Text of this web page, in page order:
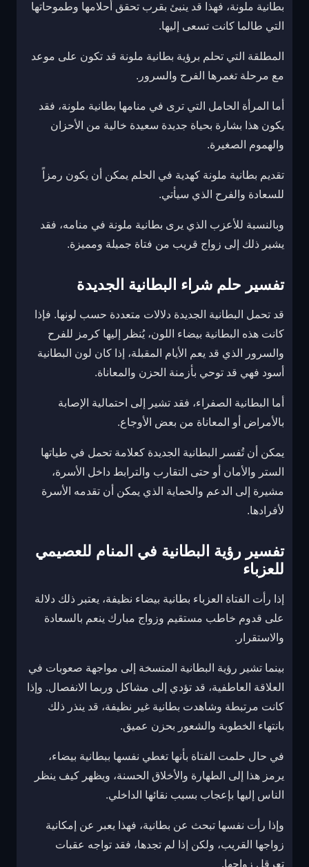
بطانية ملونة، فهذا قد ينبئ بقرب تحقق أحلامها وطموحاتها
التي طالما كانت تسعى إليها.
المطلقة التي تحلم برؤية بطانية ملونة قد تكون على موعد
مع مرحلة تغمرها الفرح والسرور.
أما المرأة الحامل التي ترى في منامها بطانية ملونة، فقد
يكون هذا بشارة بحياة جديدة سعيدة خالية من الأحزان
والهموم الصغيرة.
تقديم بطانية ملونة كهدية في الحلم يمكن أن يكون رمزاً
للسعادة والفرح الذي سيأتي.
وبالنسبة للأعزب الذي يرى بطانية ملونة في منامه، فقد
يشير ذلك إلى زواج قريب من فتاة جميلة ومميزة.
تفسير حلم شراء البطانية الجديدة
قد تحمل البطانية الجديدة دلالات متعددة حسب لونها. فإذا
كانت هذه البطانية بيضاء اللون، يُنظر إليها كرمز للفرح
والسرور الذي قد يعم الأيام المقبلة، إذا كان لون البطانية
أسود فهي قد توحي بأزمنة الحزن والمعاناة.
أما البطانية الصفراء، فقد تشير إلى احتمالية الإصابة
بالأمراض أو المعاناة من بعض الأوجاع.
يمكن أن تُفسر البطانية الجديدة كعلامة تحمل في طياتها
الستر والأمان أو حتى التقارب والترابط داخل الأسرة،
مشيرة إلى الدعم والحماية الذي يمكن أن تقدمه الأسرة
لأفرادها.
تفسير رؤية البطانية في المنام للعصيمي
للعزباء
إذا رأت الفتاة العزباء بطانية بيضاء نظيفة، يعتبر ذلك دلالة
على قدوم خاطب مستقيم وزواج مبارك ينعم بالسعادة
والاستقرار.
بينما تشير رؤية البطانية المتسخة إلى مواجهة صعوبات في
العلاقة العاطفية، قد تؤدي إلى مشاكل وربما الانفصال. وإذا
كانت مرتبطة وشاهدت بطانية غير نظيفة، قد ينذر ذلك
بانتهاء الخطوبة والشعور بحزن عميق.
في حال حلمت الفتاة بأنها تغطي نفسها ببطانية بيضاء،
يرمز هذا إلى الطهارة والأخلاق الحسنة، ويظهر كيف ينظر
الناس إليها بإعجاب بسبب نقائها الداخلي.
وإذا رأت نفسها تبحث عن بطانية، فهذا يعبر عن إمكانية
زواجها القريب، ولكن إذا لم تجدها، فقد تواجه عقبات
تعرقل زواجها.